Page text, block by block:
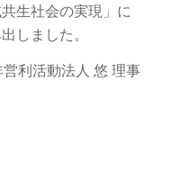
生社会の実現」に
しました。
利活動法人 悠 理事